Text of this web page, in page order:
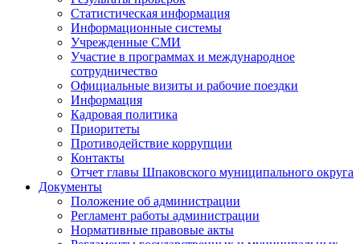
Статистическая информация
Информационные системы
Учрежденные СМИ
Участие в программах и международное
сотрудничество
Официальные визиты и рабочие поездки
Информация
Кадровая политика
Приоритеты
Противодействие коррупции
Контакты
Отчет главы Шпаковского муниципального округа
Документы
Положение об администрации
Регламент работы администрации
Нормативные правовые акты